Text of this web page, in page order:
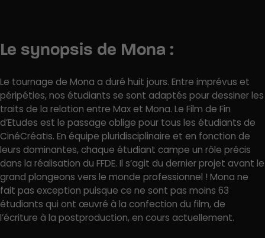
Le synopsis de Mona :
Le tournage de Mona a duré huit jours. Entre imprévus et
péripéties, nos étudiants se sont adaptés pour dessiner les
traits de la relation entre Max et Mona. Le Film de Fin
d’Etudes est le passage oblige pour tous les étudiants de
CinéCréatis. En équipe pluridisciplinaire et en fonction de
leurs dominantes, chaque étudiant campe un rôle précis
dans la réalisation du FFDE. Il s’agit du dernier projet avant le
grand plongeons vers le monde professionnel ! Mona ne
fait pas exception puisque ce ne sont pas moins 63
étudiants qui ont œuvré à la confection du film, de
l’écriture à la postproduction, en cours actuellement.